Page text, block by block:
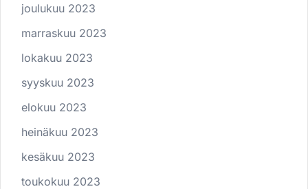
joulukuu 2023
marraskuu 2023
lokakuu 2023
syyskuu 2023
elokuu 2023
heinäkuu 2023
kesäkuu 2023
toukokuu 2023